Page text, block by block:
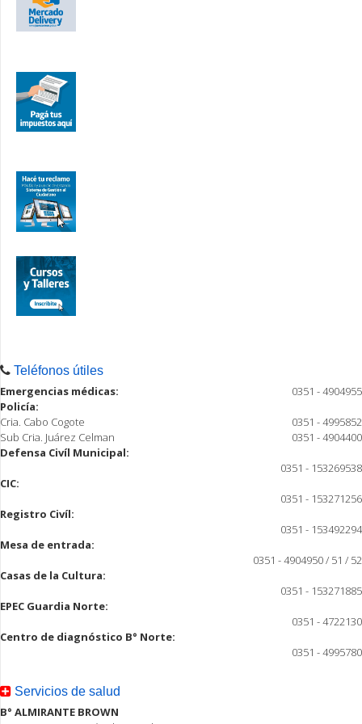
Teléfonos útiles
Emergencias médicas:
0351 - 4904955
Policía:
Cria. Cabo Cogote
0351 - 4995852
Sub Cria. Juárez Celman
0351 - 4904400
Defensa Civíl Municipal:
0351 - 153269538
CIC:
0351 - 153271256
Registro Civíl:
0351 - 153492294
Mesa de entrada:
0351 - 4904950 / 51 / 52
Casas de la Cultura:
0351 - 153271885
EPEC Guardia Norte:
0351 - 4722130
Centro de diagnóstico B° Norte:
0351 - 4995780
Servicios de salud
B° ALMIRANTE BROWN